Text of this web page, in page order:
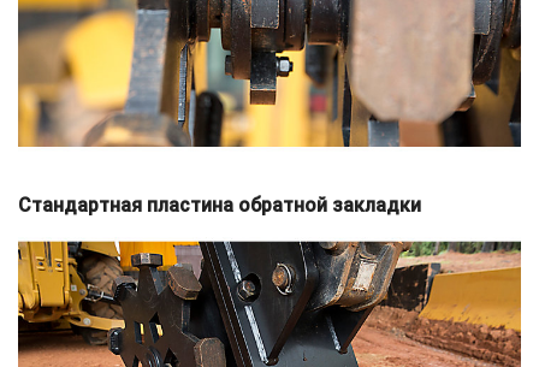
Стандартная пластина обратной закладки